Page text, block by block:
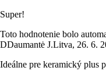
Super!
Toto hodnotenie bolo
DDaumantė J.Litva, 26. 6.
Ideálne pre keramický plus